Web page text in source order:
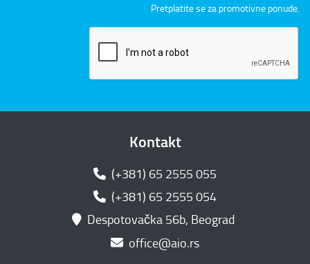
Pretplatite se za promotivne ponude.
Kontakt
(+381) 65 2555 055
(+381) 65 2555 054
Despotovačka 56b, Beograd
office@aio.rs